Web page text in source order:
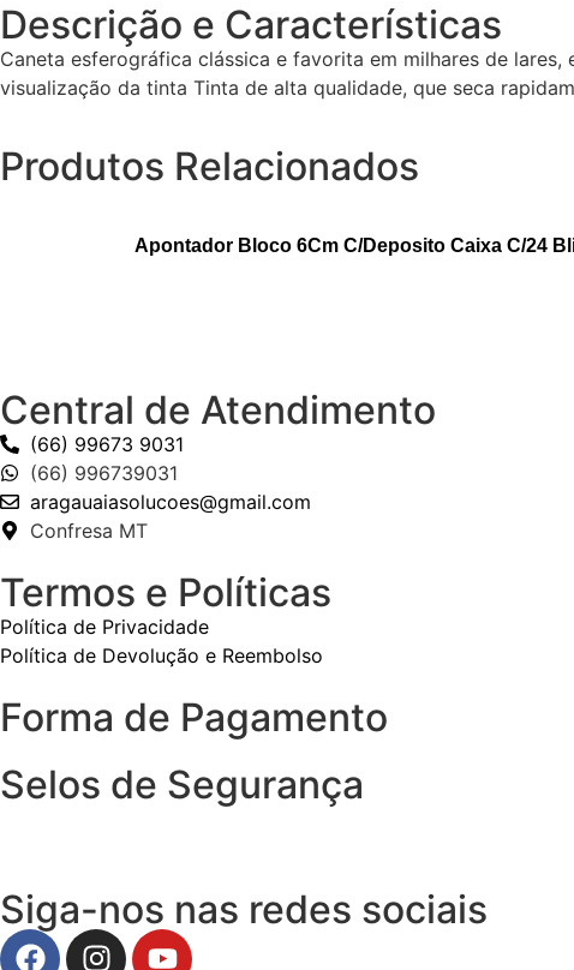
Descrição e Características
Caneta esferográfica clássica e favorita em milhares de
visualização da tinta Tinta de alta qualidade, que seca
Produtos Relacionados
Apontador Bloco 6Cm C/Deposito Caixa C/24
Central de Atendimento
(66) 99673 9031
(66) 996739031
aragauaiasolucoes@gmail.com
Confresa MT
Termos e Políticas
Política de Privacidade
Política de Devolução e Reembolso
Forma de Pagamento
Selos de Segurança
Siga-nos nas redes sociais